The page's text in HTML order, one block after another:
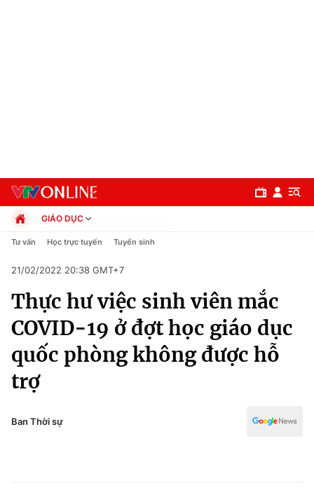
Chuyên mục
Chính trị
Xã hội
GIÁO DỤC
Chính trị
Pháp luật
Kinh tế
Thể thao
Truyền hình
Văn hóa - Giải trí
Y tế
Giáo dục
Tư vấn Học trực tuyến Tuyển sinh
21/02/2022 20:38 GMT+7
Thực hư việc sinh viên mắc
COVID-19 ở đợt học giáo dục
quốc phòng không được hỗ
trợ
Ban Thời sự